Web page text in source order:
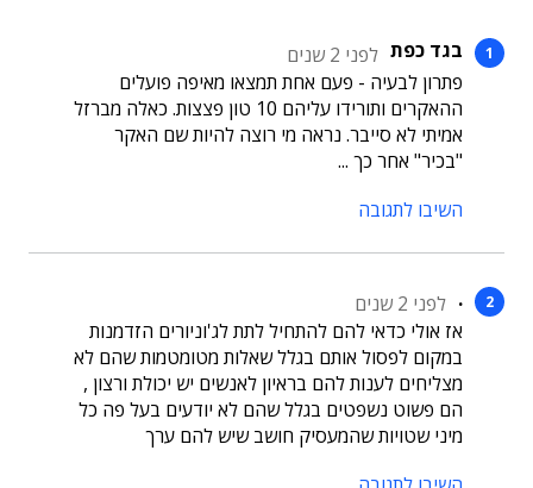
בגד כפת לפני 2 שנים
פתרון לבעיה - פעם אחת תמצאו מאיפה פועלים
ההאקרים ותורידו עליהם 10 טון פצצות. כאלה מברזל
אמיתי לא סייבר. נראה מי רוצה להיות שם האקר
"בכיר" אחר כך ...
השיבו לתגובה
. לפני 2 שנים
אז אולי כדאי להם להתחיל לתת לג'וניורים הזדמנות
במקום לפסול אותם בגלל שאלות מטומטמות שהם לא
מצליחים לענות להם בראיון לאנשים יש יכולת ורצון ,
הם פשוט נשפטים בגלל שהם לא יודעים בעל פה כל
מיני שטויות שהמעסיק חושב שיש להם ערך